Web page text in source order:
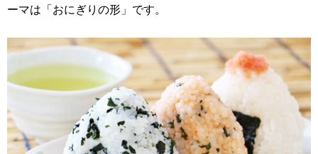
ーマは「おにぎりの形」です。